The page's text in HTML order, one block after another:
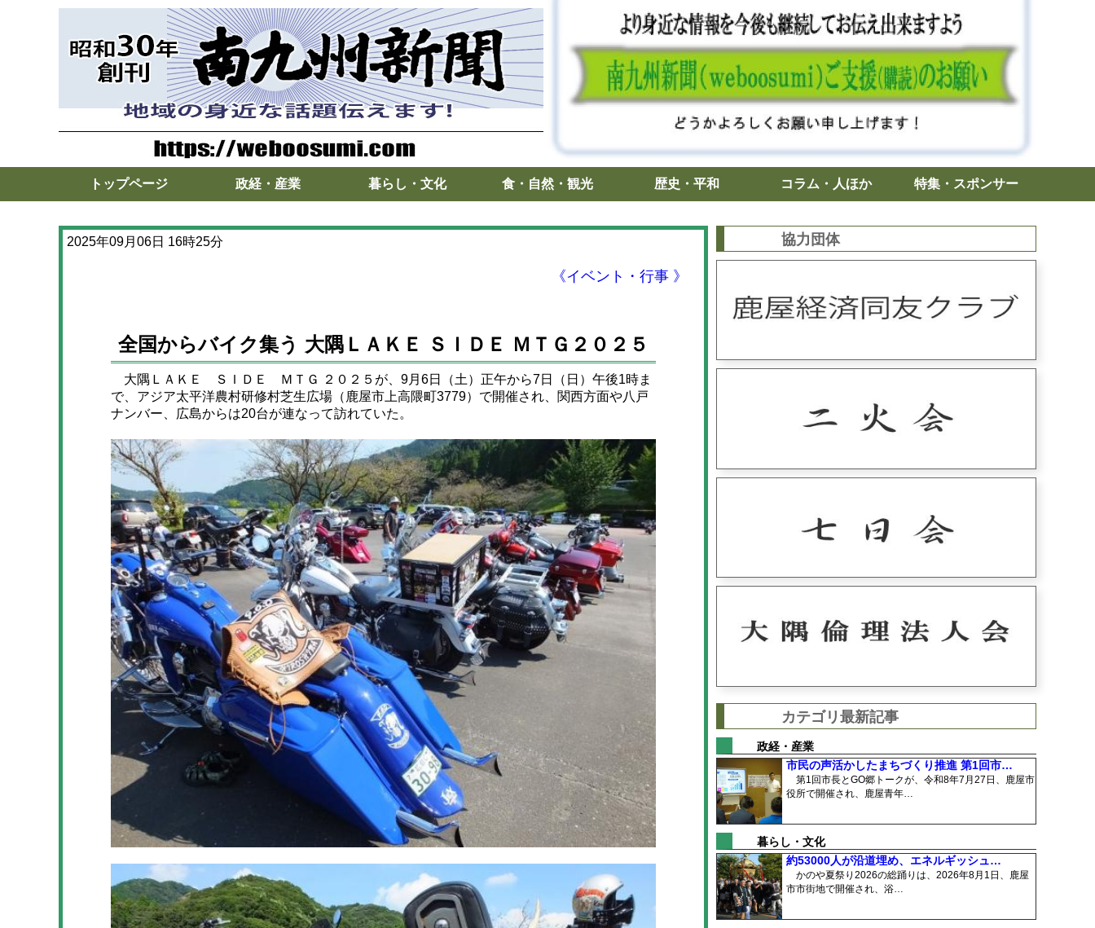
トップページ 政経・産業 暮らし・文化 食・自然・観光 歴史・平和 コラム・人ほか 特集・スポンサー
2025年09月06日 16時25分
《イベント・行事 》
全国からバイク集う 大隅ＬＡＫＥ ＳＩＤＥ ＭＴＧ２０２５
大隅ＬＡＫＥ ＳＩＤＥ ＭＴＧ ２０２５が、9月6日（土）正午から7日（日）午後1時ま
で、アジア太平洋農村研修村芝生広場（鹿屋市上高隈町3779）で開催され、関西方面や八戸
ナンバー、広島からは20台が連なって訪れていた。
協力団体
カテゴリ最新記事
政経・産業
市民の声活かしたまちづくり推進 第1回市…
第1回市長とGO郷トークが、令和8年7月27日、鹿屋市
役所で開催され、鹿屋青年…
暮らし・文化
約53000人が沿道埋め、エネルギッシュ…
かのや夏祭り2026の総踊りは、2026年8月1日、鹿屋
市市街地で開催され、浴…